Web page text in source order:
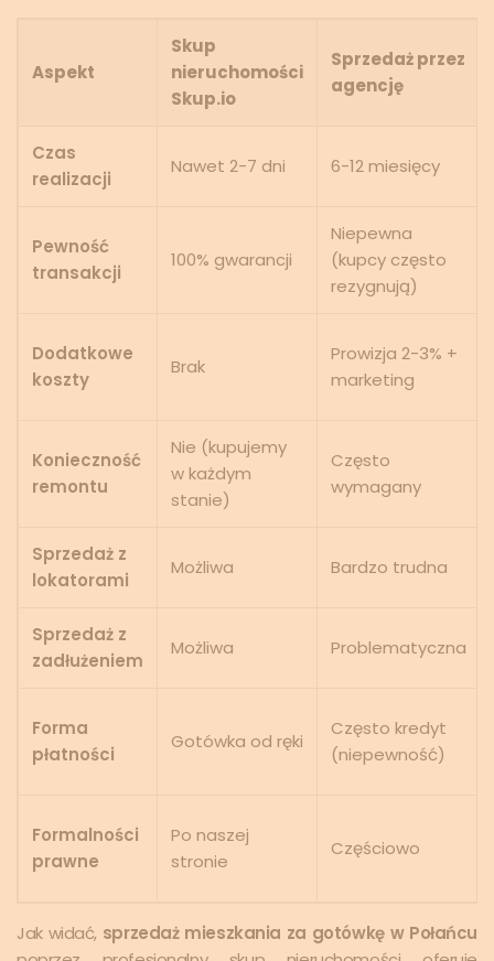
Aspekt
Skup
nieruchomości
Skup.io
Sprzedaż przez
agencję
Czas
realizacji
Nawet 2-7 dni 6-12 miesięcy
Pewność
transakcji
100% gwarancji
Niepewna
(kupcy często
rezygnują)
Dodatkowe
koszty
Brak
Prowizja 2-3% +
marketing
Konieczność
remontu
Nie (kupujemy
w każdym
stanie)
Często
wymagany
Sprzedaż z
lokatorami
Możliwa Bardzo trudna
Sprzedaż z
zadłużeniem
Możliwa Problematyczna
Forma
płatności
Gotówka od ręki
Często kredyt
(niepewność)
Formalności
prawne
Po naszej
stronie
Częściowo
Jak widać, sprzedaż mieszkania za gotówkę w Połańcu